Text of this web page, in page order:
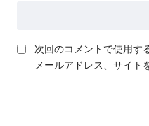
次回のコメントで使用す
メールアドレス、サイト